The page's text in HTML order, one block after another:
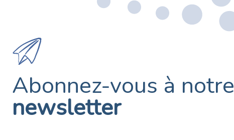
Abonnez-vous à notre
newsletter